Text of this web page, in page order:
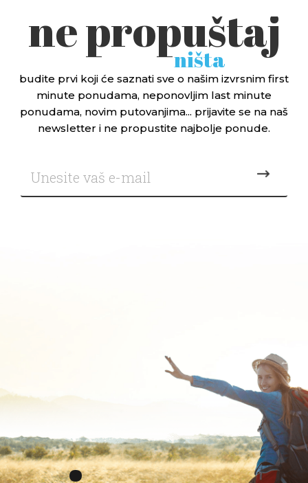
ne propuštaj
ništa
budite prvi koji će saznati sve o našim izvrsnim first
minute ponudama, neponovljim last minute
ponudama, novim putovanjima... prijavite se na naš
newsletter i ne propustite najbolje ponude.